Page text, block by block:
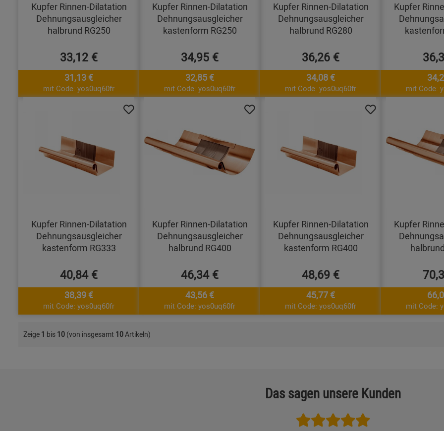
Kupfer Rinnen-Dilatation
Dehnungsausgleicher
halbrund RG250
33,12 €
31,13 €
mit Code: yos0uq60fr
Kupfer Rinnen-Dilatation
Dehnungsausgleicher
kastenform RG250
34,95 €
32,85 €
mit Code: yos0uq60fr
Kupfer Rinnen-Dilatation
Dehnungsausgleicher
halbrund RG280
36,26 €
34,08 €
mit Code: yos0uq60fr
Kupfer
mit Code:
Kupfer Rinnen-Dilatation
Dehnungsausgleicher
kastenform RG333
40,84 €
38,39 €
mit Code: yos0uq60fr
Kupfer Rinnen-Dilatation
Dehnungsausgleicher
halbrund RG400
46,34 €
43,56 €
mit Code: yos0uq60fr
Kupfer Rinnen-Dilatation
Dehnungsausgleicher
kastenform RG400
48,69 €
45,77 €
mit Code: yos0uq60fr
Kupfer
mit Code:
Zeige 1 bis 10 (von insgesamt 10Artikeln)
Das sagen unsere Kunden